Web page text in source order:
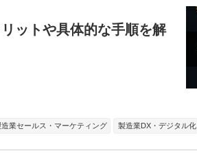
ットや具体的な手順を解
造業セールス・マーケティング 製造業DX・デジタル化